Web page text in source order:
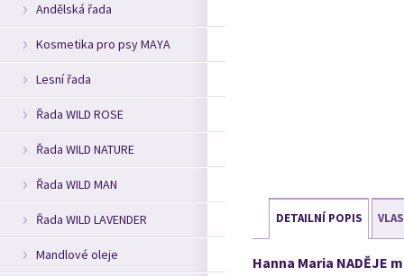
DETAILNÍ POPIS
Hanna Maria NADĚJE
Andělská řada
Kosmetika pro psy MAYA
Lesní řada
Řada WILD ROSE
Řada WILD NATURE
Řada WILD MAN
Řada WILD LAVENDER
Mandlové oleje